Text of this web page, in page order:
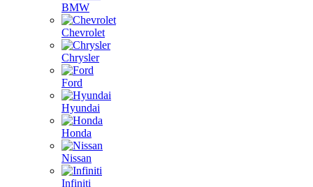
BMW
Chevrolet
Chrysler
Ford
Hyundai
Honda
Nissan
Infiniti